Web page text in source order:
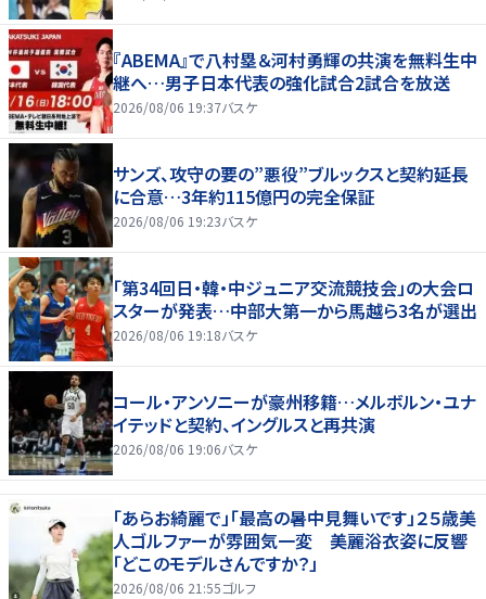
『ABEMA』で八村塁＆河村勇輝の共演を無料生中
継へ…男子日本代表の強化試合2試合を放送
2026/08/06 19:37バスケ
サンズ、攻守の要の”悪役”ブルックスと契約延長
に合意…3年約115億円の完全保証
2026/08/06 19:23バスケ
「第34回日・韓・中ジュニア交流競技会」の大会ロ
スターが発表…中部大第一から馬越ら3名が選出
2026/08/06 19:18バスケ
コール・アンソニーが豪州移籍…メルボルン・ユナ
イテッドと契約、イングルスと再共演
2026/08/06 19:06バスケ
「あらお綺麗で」「最高の暑中見舞いです」２５歳美
人ゴルファーが雰囲気一変 美麗浴衣姿に反響
「どこのモデルさんですか？」
2026/08/06 21:55ゴルフ